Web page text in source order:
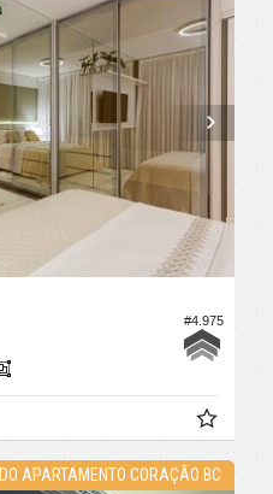
#4.975
APARTAMENTO CORAÇÃO BC